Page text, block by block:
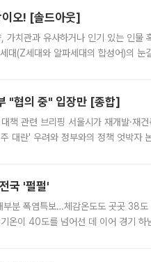
오! [솔드아웃]
가치관과 유사하거나 인기 있는 인물
(Z세대와 알파세대의 합성어)의 눈
"협의 중" 입장만 [종합]
책 관련 브리핑 서울시가 재개발·재
대란' 우려와 정부와의 정책 엇박자
국 '펄펄'
분 폭염특보…체감온도도 곳곳 38도
온이 40도를 넘어선 데 이어 경기 하